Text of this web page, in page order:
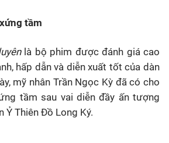
tầm
là bộ phim được đánh giá cao
hấp dẫn và diễn xuất tốt của dàn
mỹ nhân Trần Ngọc Kỳ đã có cho
tầm sau vai diễn đầy ấn tượng
Ỷ Thiên Đồ Long Ký.